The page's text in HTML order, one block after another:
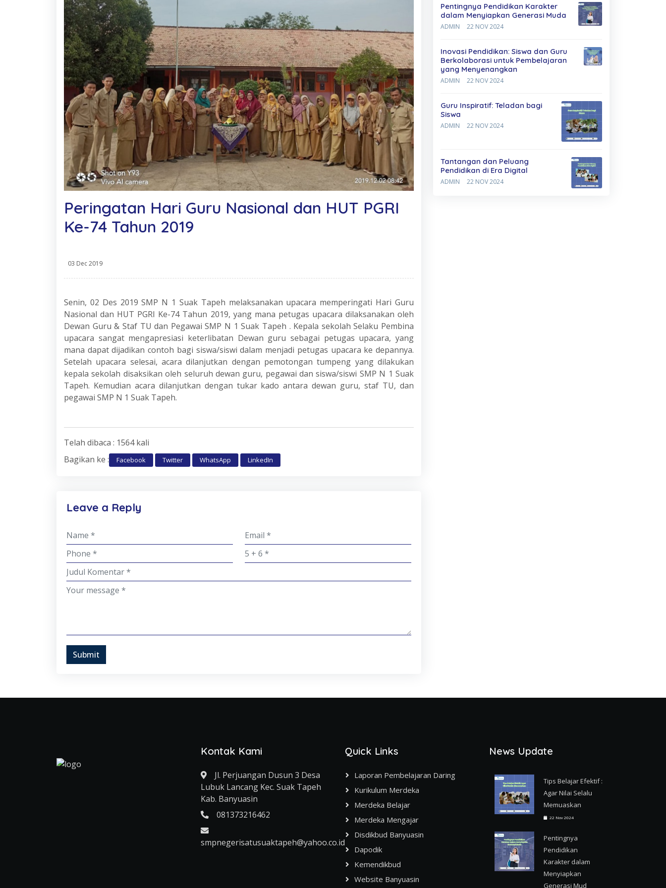
Peringatan Hari Guru Nasional dan HUT PGRI
Ke-74 Tahun 2019
03 Dec 2019
Senin, 02 Des 2019 SMP N 1 Suak Tapeh melaksanakan upacara memperingati Hari Guru
Nasional dan HUT PGRI Ke-74 Tahun 2019, yang mana petugas upacara dilaksanakan oleh
Dewan Guru & Staf TU dan Pegawai SMP N 1 Suak Tapeh . Kepala sekolah Selaku Pembina
upacara sangat mengapresiasi keterlibatan Dewan guru sebagai petugas upacara, yang
mana dapat dijadikan contoh bagi siswa/siswi dalam menjadi petugas upacara ke depannya.
Setelah upacara selesai, acara dilanjutkan dengan pemotongan tumpeng yang dilakukan
kepala sekolah disaksikan oleh seluruh dewan guru, pegawai dan siswa/siswi SMP N 1 Suak
Tapeh. Kemudian acara dilanjutkan dengan tukar kado antara dewan guru, staf TU, dan
pegawai SMP N 1 Suak Tapeh.
Telah dibaca : 1564 kali
Bagikan ke :
Facebook Twitter WhatsApp LinkedIn
Leave a Reply
Submit
Pentingnya Pendidikan Karakter
dalam Menyiapkan Generasi Muda
ADMIN 22 NOV 2024
Inovasi Pendidikan: Siswa dan Guru
Berkolaborasi untuk Pembelajaran
yang Menyenangkan
ADMIN 22 NOV 2024
Guru Inspiratif: Teladan bagi
Siswa
ADMIN 22 NOV 2024
Tantangan dan Peluang
Pendidikan di Era Digital
ADMIN 22 NOV 2024
Kontak Kami
Jl. Perjuangan Dusun 3 Desa
Lubuk Lancang Kec. Suak Tapeh
Kab. Banyuasin
081373216462
smpnegerisatusuaktapeh@yahoo.co.id
Quick Links
Laporan Pembelajaran Daring
Kurikulum Merdeka
Merdeka Belajar
Merdeka Mengajar
Disdikbud Banyuasin
Dapodik
Kemendikbud
Website Banyuasin
News Update
Tips Belajar Efektif :
Agar Nilai Selalu
Memuaskan
22 Nov 2024
Pentingnya
Pendidikan
Karakter dalam
Menyiapkan
Generasi Mud